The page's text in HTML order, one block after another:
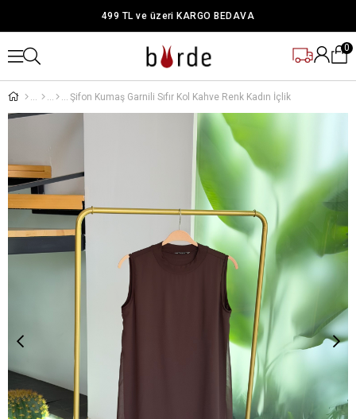
499 TL ve üzeri KARGO BEDAVA
0
Şifon Kumaş Garnili Sıfır Kol Kahve Renk Kadın İçlik